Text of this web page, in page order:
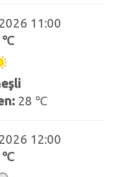
11:00
℃
28 ℃
12:00
℃